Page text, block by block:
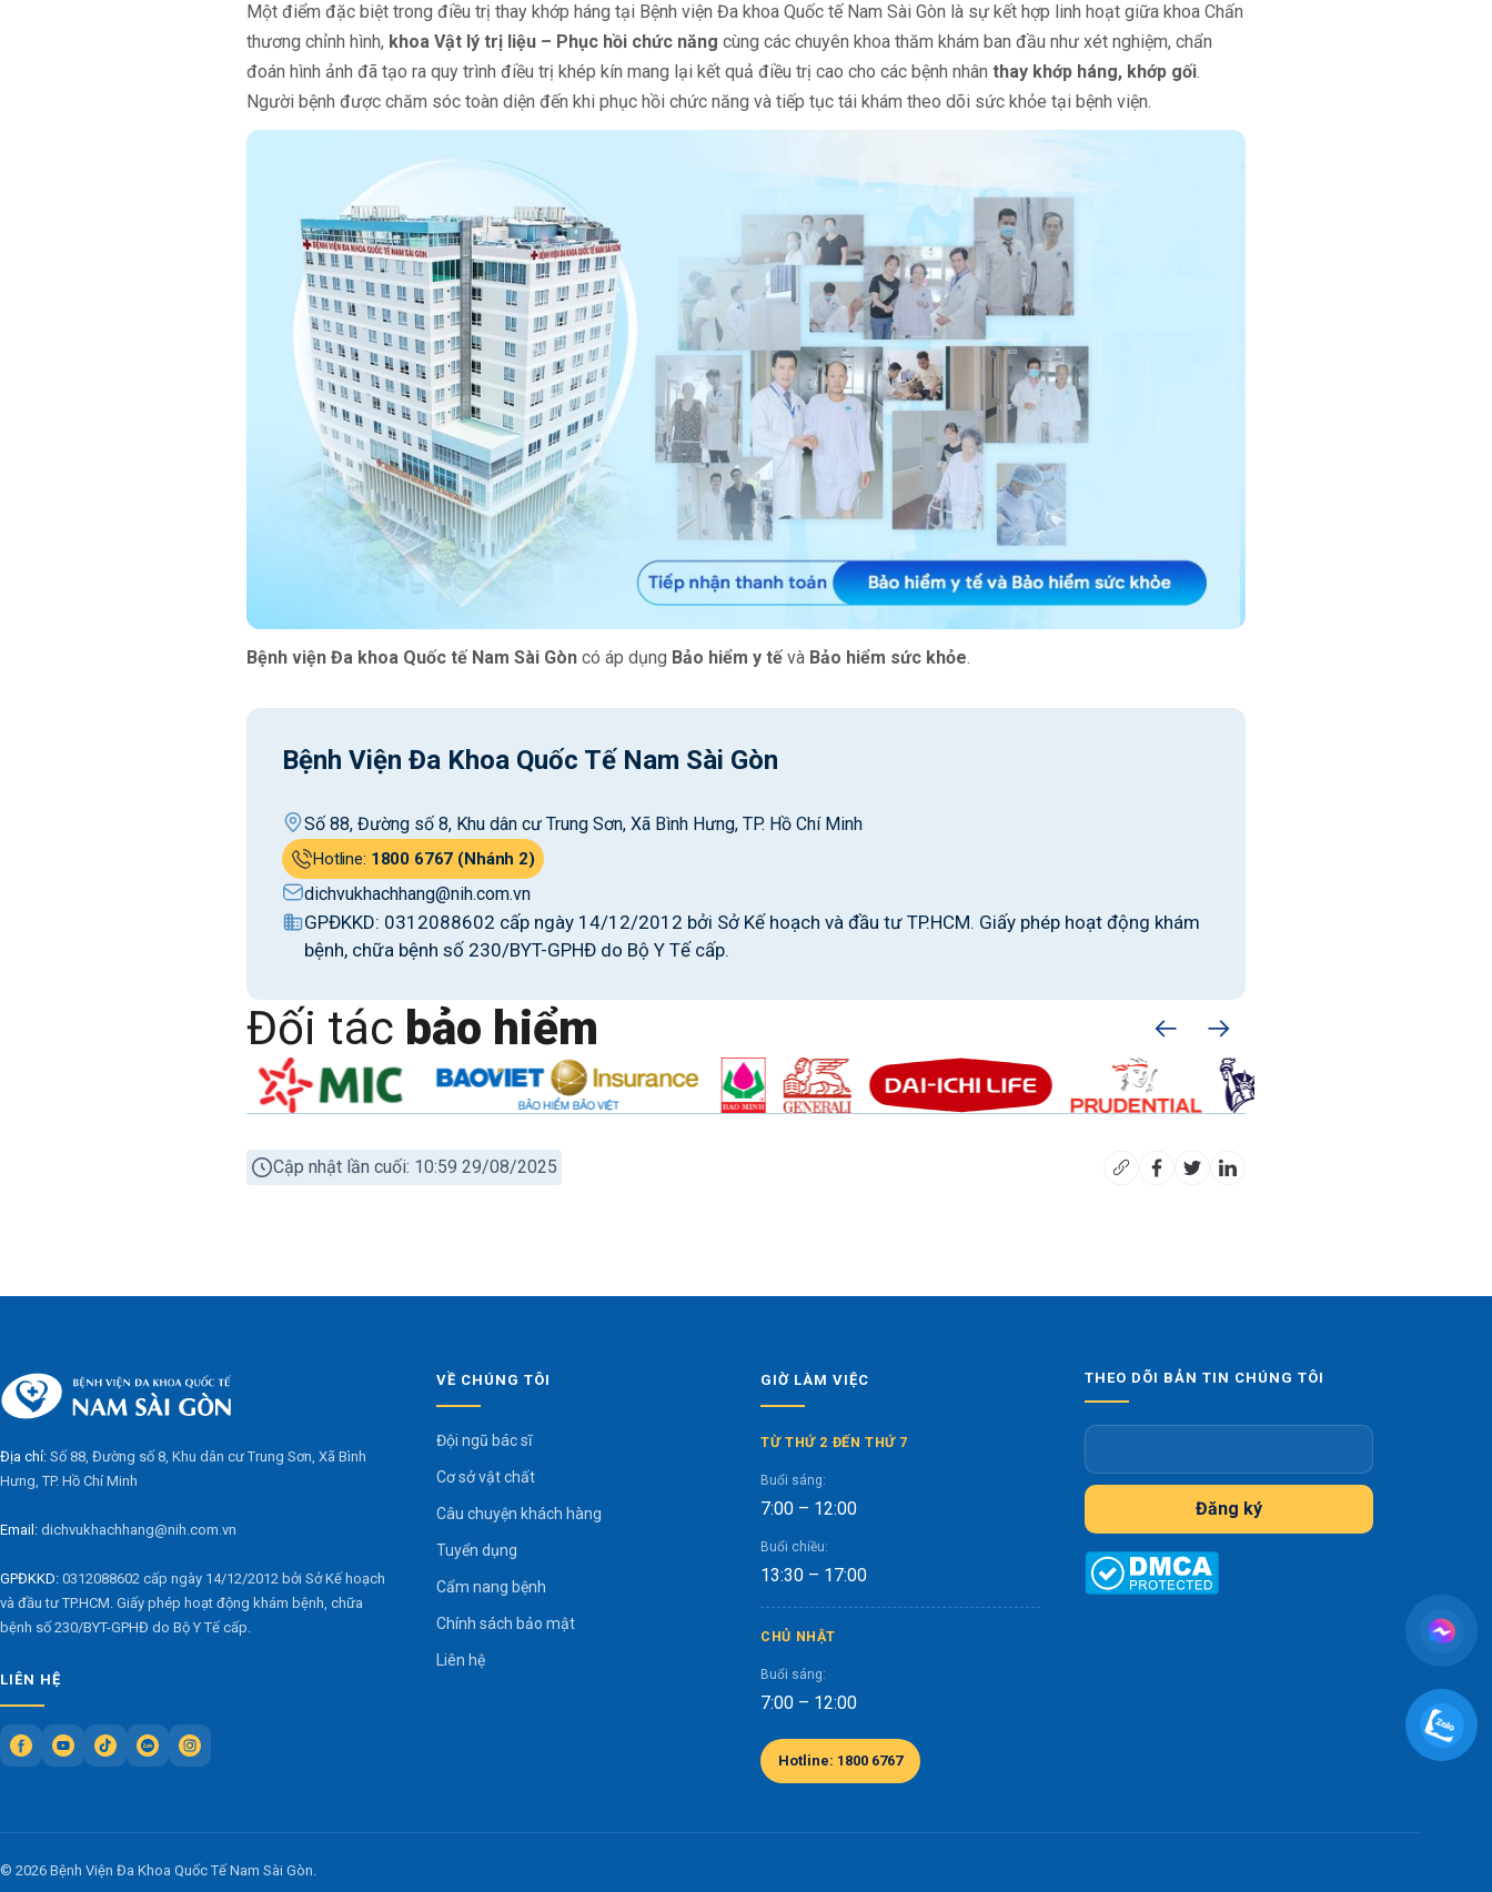
Một điểm đặc biệt trong điều trị thay khớp háng tại Bệnh viện Đa khoa Quốc tế Nam Sài Gòn là sự kết hợp linh hoạt giữa khoa Chấn
thương chỉnh hình, khoa Vật lý trị liệu – Phục hồi chức năng cùng các chuyên khoa thăm khám ban đầu như xét nghiệm, chẩn
đoán hình ảnh đã tạo ra quy trình điều trị khép kín mang lại kết quả điều trị cao cho các bệnh nhân thay khớp háng, khớp gối.
Người bệnh được chăm sóc toàn diện đến khi phục hồi chức năng và tiếp tục tái khám theo dõi sức khỏe tại bệnh viện.
Bệnh viện Đa khoa Quốc tế Nam Sài Gòn có áp dụng Bảo hiểm y tếvà Bảo hiểm sức khỏe.
Bệnh Viện Đa Khoa Quốc Tế Nam Sài Gòn
Số 88, Đường số 8, Khu dân cư Trung Sơn, Xã Bình Hưng, TP. Hồ Chí Minh
Hotline: 1800 6767 (Nhánh 2)
dichvukhachhang@nih.com.vn
GPĐKKD: 0312088602 cấp ngày 14/12/2012 bởi Sở Kế hoạch và đầu tư TP.HCM. Giấy phép hoạt động khám
bệnh, chữa bệnh số 230/BYT-GPHĐ do Bộ Y Tế cấp.
Đối tác bảo hiểm
Cập nhật lần cuối: 10:59 29/08/2025
Địa chỉ: Số 88, Đường số 8, Khu dân cư Trung Sơn, Xã Bình
Hưng, TP. Hồ Chí Minh
Email: dichvukhachhang@nih.com.vn
GPĐKKD: 0312088602 cấp ngày 14/12/2012 bởi Sở Kế hoạch
và đầu tư TP.HCM. Giấy phép hoạt động khám bệnh, chữa
bệnh số 230/BYT-GPHĐ do Bộ Y Tế cấp.
LIÊN HỆ
VỀ CHÚNG TÔI
Đội ngũ bác sĩ
Cơ sở vật chất
Câu chuyện khách hàng
Tuyển dụng
Cẩm nang bệnh
Chính sách bảo mật
Liên hệ
GIỜ LÀM VIỆC
TỪ THỨ 2 ĐẾN THỨ 7
Buổi sáng:
7:00 – 12:00
Buổi chiều:
13:30 – 17:00
CHỦ NHẬT
Buổi sáng:
7:00 – 12:00
Hotline: 1800 6767
THEO DÕI BẢN TIN CHÚNG TÔI
Đăng ký
© 2026 Bệnh Viện Đa Khoa Quốc Tế Nam Sài Gòn.